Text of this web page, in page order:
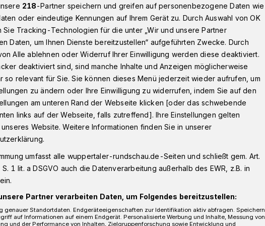
der Wuppertaler Rundschau
Die Wupper im
Herbst
immer viel los – und das dokumentiert die
218-Partner speichern und greifen auf personenbezogene Daten wie
oder eindeutige Kennungen auf Ihrem Gerät zu. Durch Auswahl von OK
Sie Tracking-Technologien für die unter „Wir und unsere Partner
Daten, um Ihnen Dienste bereitzustellen“ aufgeführten Zwecke. Durch
Alle ablehnen oder Widerruf Ihrer Einwilligung werden diese deaktiviert.
deaktiviert sind, sind manche Inhalte und Anzeigen möglicherweise
so relevant für Sie. Sie können dieses Menü jederzeit wieder aufrufen, um
zu ändern oder Ihre Einwilligung zu widerrufen, indem Sie auf den
am unteren Rand der Webseite klicken [oder das schwebende
links auf der Webseite, falls zutreffend]. Ihre Einstellungen gelten
Website. Weitere Informationen finden Sie in unserer
umfasst alle wuppertaler-rundschau.de-Seiten und schließt gem. Art.
1 lit. a DSGVO auch die Datenverarbeitung außerhalb des EWR, z.B. in
Partner verarbeiten Daten, um Folgendes bereitzustellen:
genauer Standortdaten. Endgeräteeigenschaften zur Identifikation aktiv abfragen. Speichern
auf Informationen auf einem Endgerät. Personalisierte Werbung und Inhalte, Messung von
und der Performance von Inhalten, Zielgruppenforschung sowie Entwicklung und